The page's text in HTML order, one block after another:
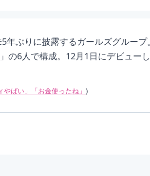
年ぶりに披露するガールズグループ
」の6人で構成。12月1日にデビューし
ばい」「お金使ったね」 )